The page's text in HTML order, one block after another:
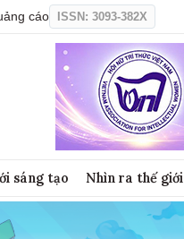
cáo ISSN: 3093-382X
sáng tạo Nhìn ra thế giới